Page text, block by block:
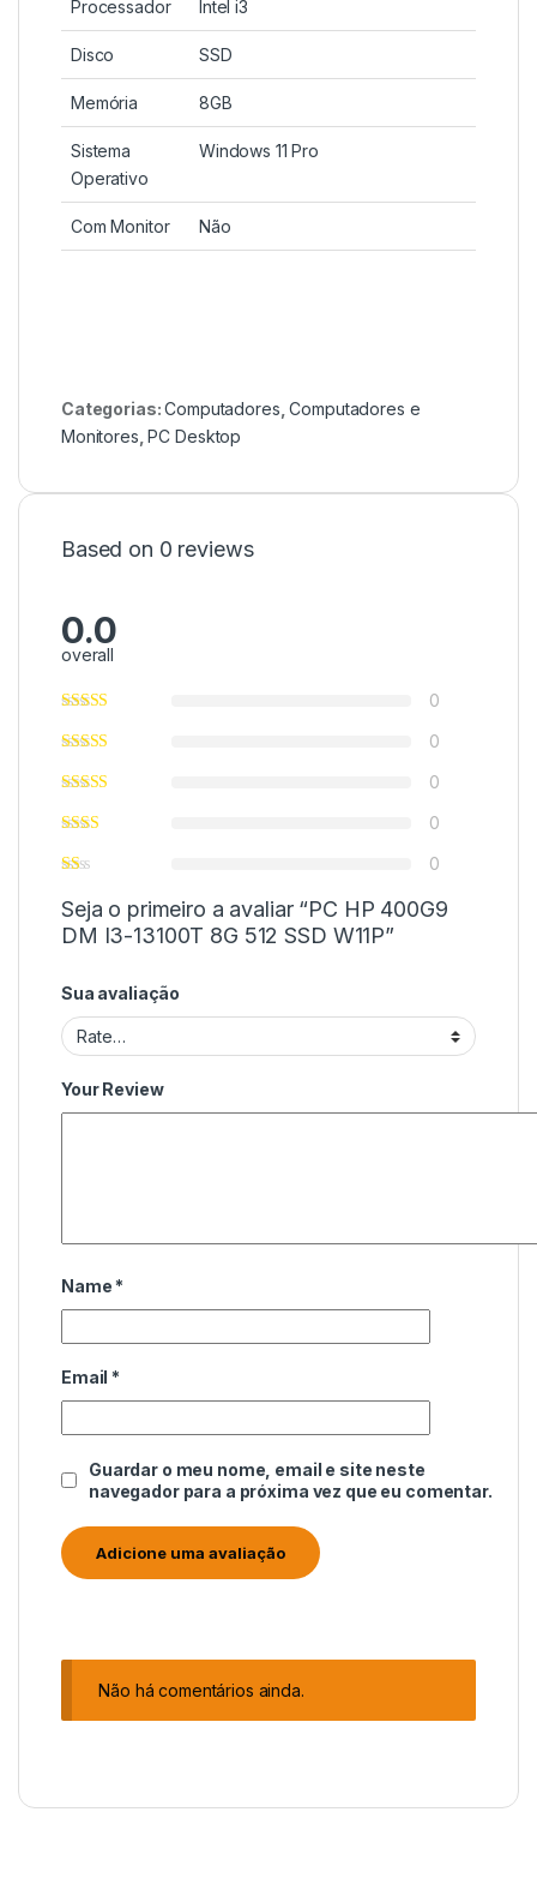
Processador Intel i3
Disco SSD
Memória 8GB
Sistema
Operativo
Windows 11 Pro
Com Monitor Não
Categorias:Computadores ,Computadores e
Monitores ,PC Desktop
Based on 0 reviews
0.0
overall
0
0
0
0
0
Seja o primeiro a avaliar “PC HP 400G9
DM I3-13100T 8G 512 SSD W11P”
Sua avaliação
Your Review
Name *
Email *
Guardar o meu nome, email e site neste
navegador para a próxima vez que eu comentar.
Não há comentários ainda.